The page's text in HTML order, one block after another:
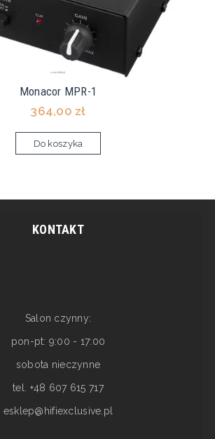
Monacor MPR-1
364,00 zł
Do koszyka
KONTAKT
Salon czynny:
pon-pt: 9:00 - 17:00
sobota nieczynne
tel. +48 607 615 717
esklep@hifiexclusive.pl